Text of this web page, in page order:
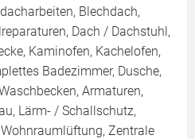
Blechdach,
Dach / Dachstuhl,
Kaminofen, Kachelofen,
Badezimmer, Dusche,
Armaturen,
Lärm- / Schallschutz,
Zentrale